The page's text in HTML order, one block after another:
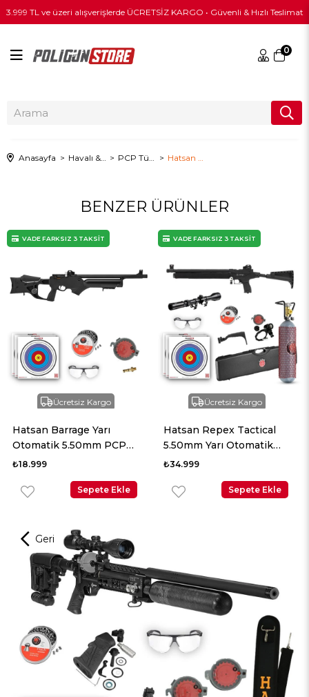
3.999 TL ve üzeri alışverişlerde ÜCRETSİZ KARGO • Güvenli & Hızlı Teslimat
0
Anasayfa
BENZER ÜRÜNLER
Ücretsiz Kargo
Hatsan Repex Tactical
5.50mm Yarı Otomatik
PCP Havalı Tüfek
₺34.999
Sepete Ekle
VADE FARKSIZ 3 TAKSİT
Ücretsiz Kargo
Hatsan Blitz Full Auto
6.35mm PCP Havalı Tüfek
₺51.999
Sepete Ekle
VADE FARKSIZ 3 TAKSİT